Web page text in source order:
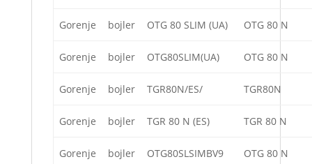
Gorenje bojler OTG 80 SLIM (UA) OTG 80 N
Gorenje bojler OTG80SLIM(UA) OTG 80 N
Gorenje bojler TGR80N/ES/ TGR80N
Gorenje bojler TGR 80 N (ES) TGR 80 N
Gorenje bojler OTG80SLSIMBV9 OTG 80 N